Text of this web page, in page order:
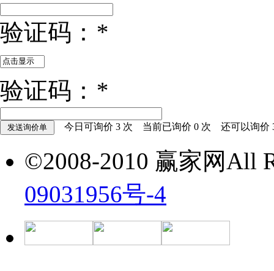
验证码： *
验证码： *
今日可询价 3 次 当前已询价 0 次 还可以询价
©2008-2010 赢家网All
09031956号-4